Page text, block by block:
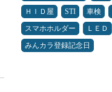
ＨＩＤ屋
STI 車検
スマホホルダー
ＬＥＤ
みんカラ登録記念日